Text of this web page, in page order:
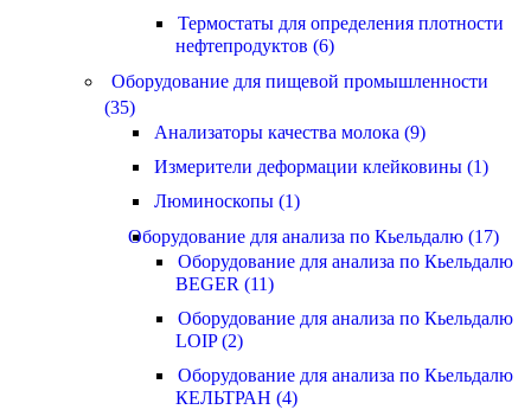
Термостаты для определения плотности
нефтепродуктов (6)
Оборудование для пищевой промышленности
(35)
Анализаторы качества молока (9)
Измерители деформации клейковины (1)
Люминоскопы (1)
Оборудование для анализа по Кьельдалю (17)
Оборудование для анализа по Кьельдалю
BEGER (11)
Оборудование для анализа по Кьельдалю
LOIP (2)
Оборудование для анализа по Кьельдалю
КЕЛЬТРАН (4)